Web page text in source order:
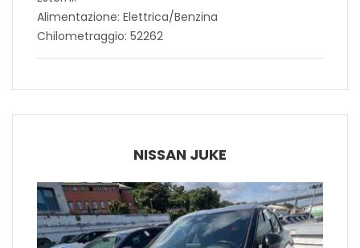
Alimentazione: Elettrica/Benzina
Chilometraggio: 52262
NISSAN JUKE